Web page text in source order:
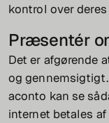
kontrol over
Præsentér
Det er afgørende
og
aconto kan se
internet betales